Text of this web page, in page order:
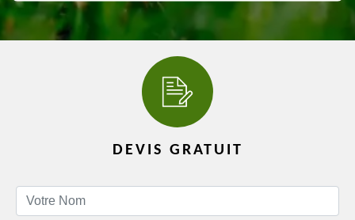
DEVIS GRATUIT